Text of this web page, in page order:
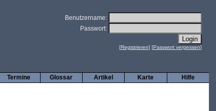
Benutzername:
Passwort:
[Registrieren] [Passwort vergessen]
Hilfe
Karte
Artikel
Glossar
Termine